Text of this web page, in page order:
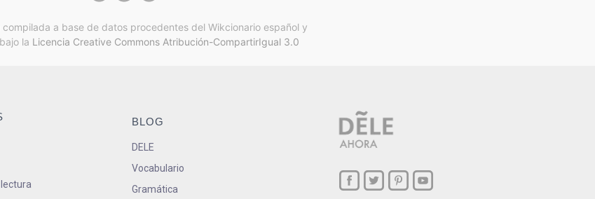
a base de datos procedentes del Wikcionario español y
la Licencia Creative Commons Atribución-CompartirIgual 3.0
BLOG
DELE
Vocabulario
Gramática